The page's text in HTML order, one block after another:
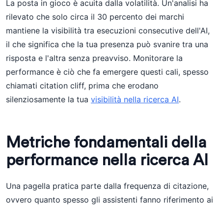
La posta in gioco è acuita dalla volatilità. Un'analisi ha
rilevato che solo circa il 30 percento dei marchi
mantiene la visibilità tra esecuzioni consecutive dell'AI,
il che significa che la tua presenza può svanire tra una
risposta e l'altra senza preavviso. Monitorare la
performance è ciò che fa emergere questi cali, spesso
chiamati citation cliff, prima che erodano
silenziosamente la tua visibilità nella ricerca AI.
Metriche fondamentali della
performance nella ricerca AI
Una pagella pratica parte dalla frequenza di citazione,
ovvero quanto spesso gli assistenti fanno riferimento ai